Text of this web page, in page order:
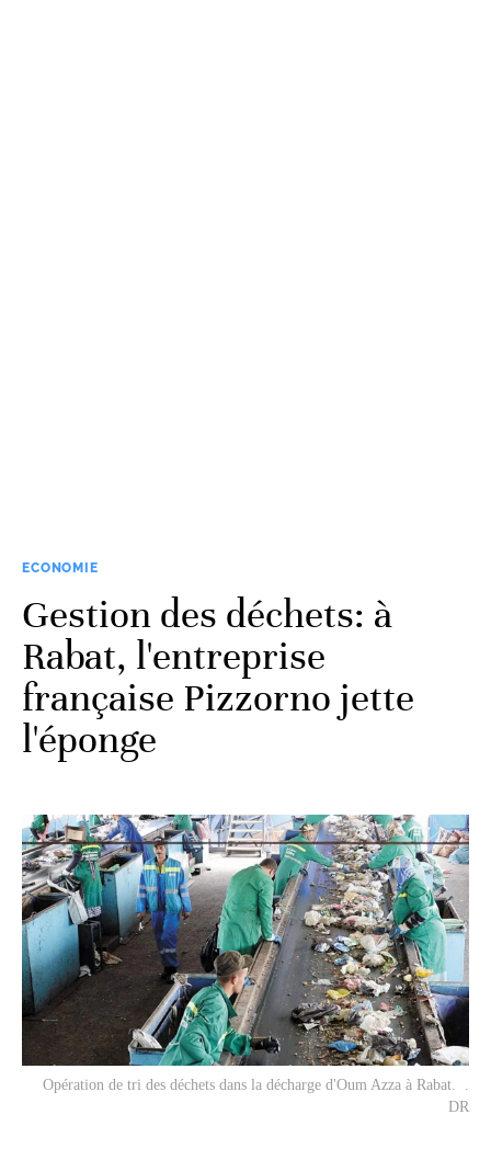
ECONOMIE
Gestion des déchets: à
Rabat, l'entreprise
française Pizzorno jette
l'éponge
Opération de tri des déchets dans la décharge d'Oum Azza à Rabat. .
DR